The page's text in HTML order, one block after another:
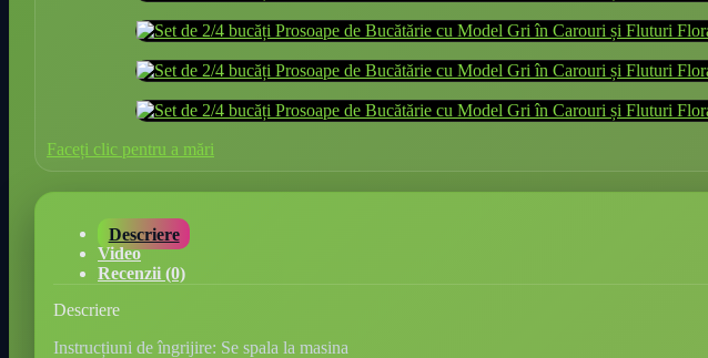
Faceți clic pentru a mări
Descriere
Video
Recenzii (0)
Descriere
Instrucțiuni de îngrijire: Se spala la masina